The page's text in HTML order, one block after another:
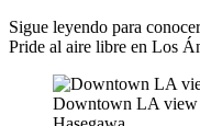
Sigue leyendo para
Pride al aire libre en Los
Downtown LA view